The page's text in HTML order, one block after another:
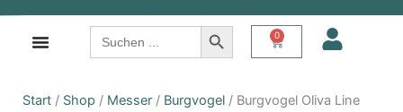
Search
for:
Search Button
0
Warenkorb
Start / Shop / Messer / Burgvogel / Burgvogel Oliva Line
Burgvogel